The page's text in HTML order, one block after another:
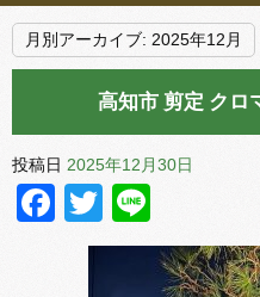
月別アーカイブ: 2025年12月
高知市 剪定 クロ
投稿日 2025年12月30日
Facebook
Twitter